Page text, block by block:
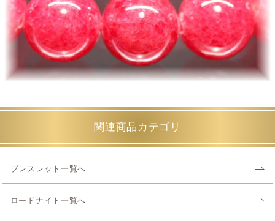
関連商品カテゴリ
ブレスレット一覧へ
ロードナイト一覧へ